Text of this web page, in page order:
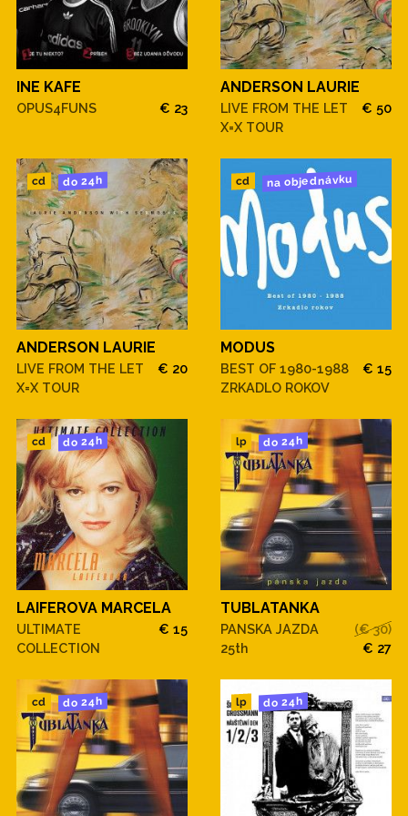
INE KAFE
OPUS4FUNS € 23
ANDERSON LAURIE
LIVE FROM THE LET
X=X TOUR
€ 50
cd do 24h
ANDERSON LAURIE
LIVE FROM THE LET
X=X TOUR
€ 20
cd na objednávku
MODUS
BEST OF 1980-1988
ZRKADLO ROKOV
€ 15
cd do 24h
LAIFEROVA MARCELA
ULTIMATE
COLLECTION
€ 15
lp do 24h
TUBLATANKA
PANSKA JAZDA
25th
(€ 30)
€ 27
cd do 24h lp do 24h